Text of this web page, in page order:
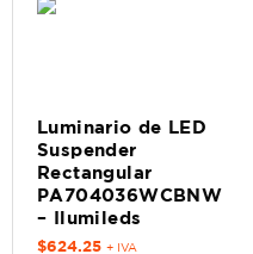
Luminario de LED
Suspender
Rectangular
PA704036WCBNW
– Ilumileds
$624.25 + IVA